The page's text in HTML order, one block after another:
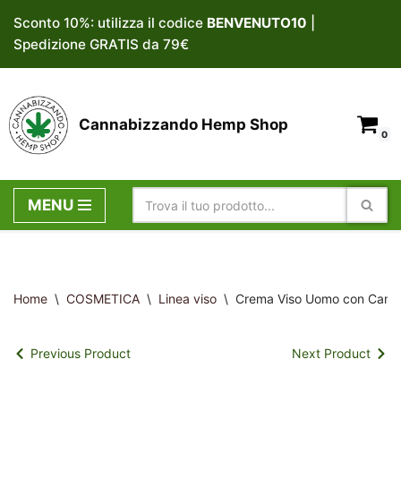
Vai
al
contenuto
Sconto 10%: utilizza il codice BENVENUTO10
Spedizione GRATIS da 79€
Cannabizzando Hemp Shop
0
MENU
Home \ COSMETICA \ Linea viso \ Crema Viso Uomo con
Previous Product Next Product